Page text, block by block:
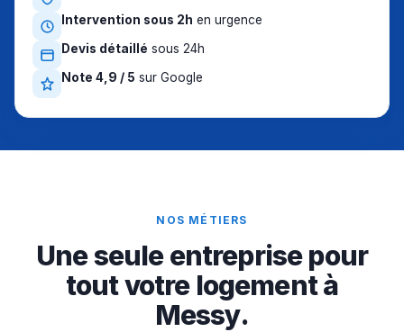
Intervention sous 2h en urgence
Devis détaillé sous 24h
Note 4,9 / 5 sur Google
NOS MÉTIERS
Une seule entreprise pour
tout votre logement à
Messy.